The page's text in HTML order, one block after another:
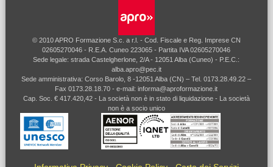
© 2010 APRO Formazione S.c. a r.l. - Cod. Fiscale e Reg. Imprese CN
02605270046 - R.E.A. Cuneo 223065 - Partita IVA 02605270046
Sede legale: strada Castelgherlone, 2/A - 12051 Alba (Cuneo) - P.E.C.:
alba.apro@pec.it
Sede amministrativa: Corso Barolo, 8 -12051 Alba (CN) – Tel. 0173.28.49.22 –
Fax 0173.28.18.70 - e-mail: informa@aproformazione.it
Cap. Soc. € 417.420,42 - La società non è in stato di liquidazione - La società
non è a socio unico